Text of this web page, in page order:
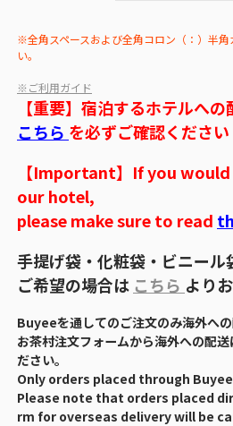
※全角スペースおよび全角コロン（：）半
い。
※ご利用ガイド
【重要】宿泊するホテルへ
こちら を必ずご確認ください
【Important】If you
our hotel,
please make sure to read
手提げ袋・化粧袋・ビニール
ご希望の場合は こちら より
Buyeeを通してのご注文のみ海外への
お茶村注文フォームから海外への配
ださい。
Only orders placed through
Please note that orders placed
rm for overseas delivery will be